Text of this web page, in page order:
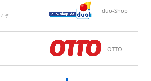
4 €
duo-Shop
OTTO